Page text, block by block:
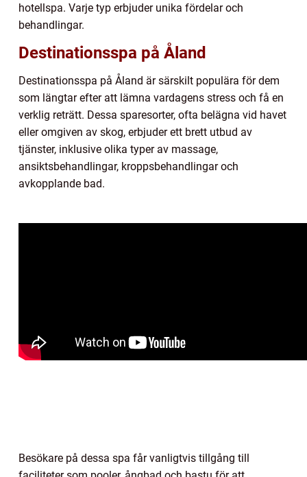
hotellspa. Varje typ erbjuder unika fördelar och
behandlingar.
Destinationsspa på Åland
Destinationsspa på Åland är särskilt populära för dem
som längtar efter att lämna vardagens stress och få en
verklig reträtt. Dessa sparesorter, ofta belägna vid havet
eller omgiven av skog, erbjuder ett brett utbud av
tjänster, inklusive olika typer av massage,
ansiktsbehandlingar, kroppsbehandlingar och
avkopplande bad.
Besökare på dessa spa får vanligtvis tillgång till